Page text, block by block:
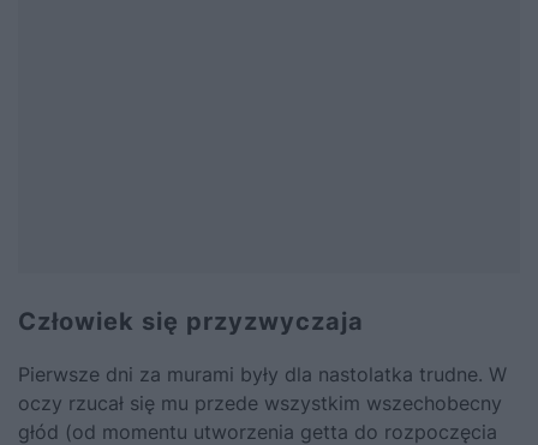
Człowiek się przyzwyczaja
Pierwsze dni za murami były dla nastolatka trudne. W
oczy rzucał się mu przede wszystkim wszechobecny
głód (od momentu utworzenia getta do rozpoczęcia